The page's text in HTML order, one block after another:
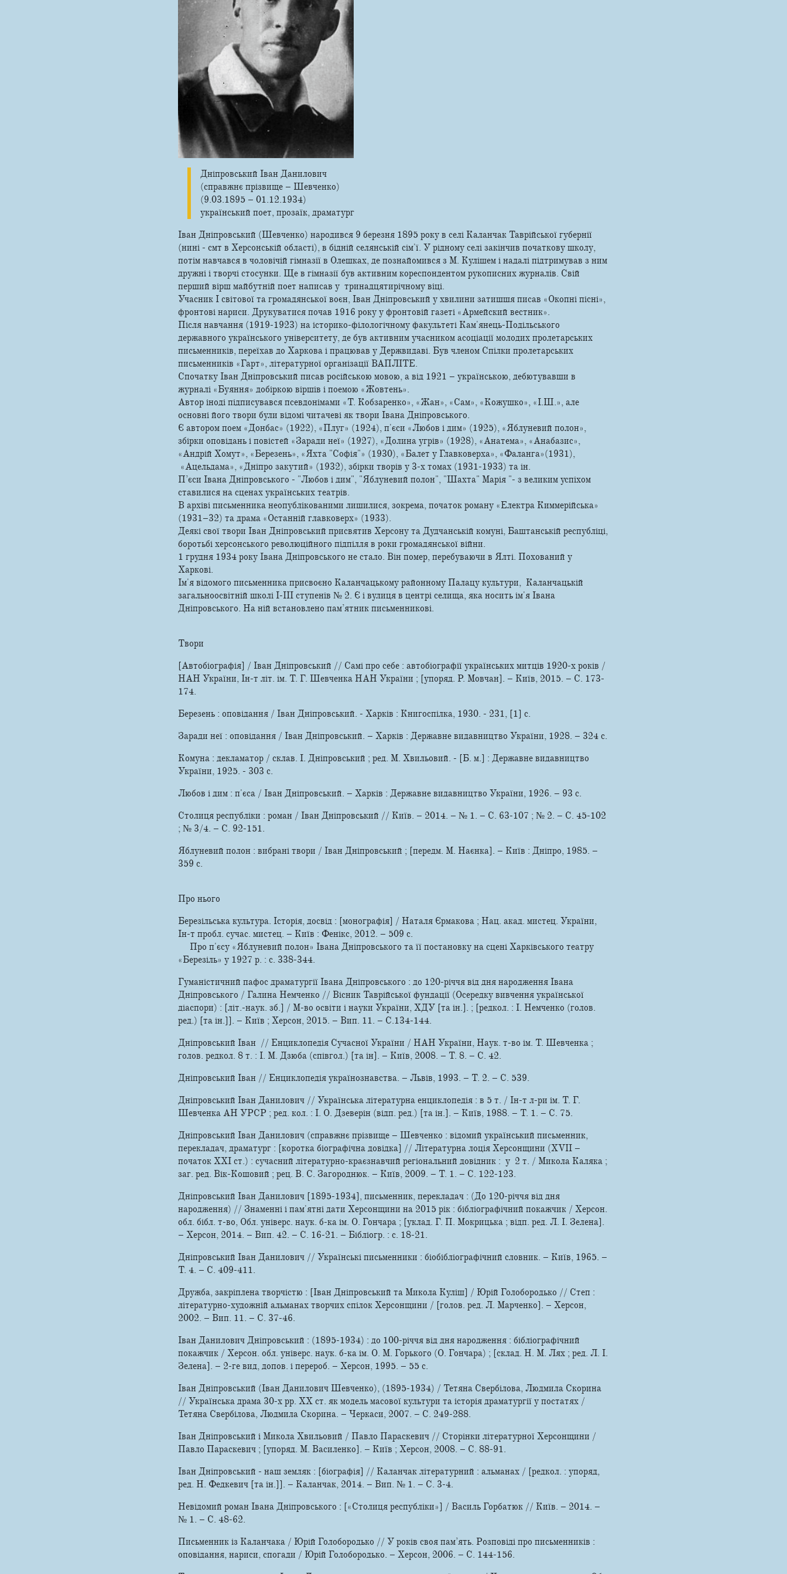
Дніпровський Іван Данилович
(справжнє прізвище – Шевченко)
(9.03.1895 – 01.12.1934)
український поет, прозаїк, драматург
Іван Дніпровський (Шевченко) народився 9 березня 1895 року в селі Каланчак Таврійської губернії
(нині - смт в Херсонській області), в бідній селянській сім'ї. У рідному селі закінчив початкову школу,
потім навчався в чоловічій гімназії в Олешках, де познайомився з М. Кулішем і надалі підтримував з ним
дружні і творчі стосунки. Ще в гімназії був активним кореспондентом рукописних журналів. Свій
перший вірш майбутній поет написав у тринадцятирічному віці.
Учасник І світової та громадянської воєн, Іван Дніпровський у хвилини затишшя писав «Окопні пісні»,
фронтові нариси. Друкуватися почав 1916 року у фронтовій газеті «Армейский вестник».
Після навчання (1919-1923) на історико-філологічному факультеті Кам'янець-Подільського
державного українського університету, де був активним учасником асоціації молодих пролетарських
письменників, переїхав до Харкова і працював у Держвидаві. Був членом Спілки пролетарських
письменників «Гарт», літературної організації ВАПЛІТЕ.
Спочатку Іван Дніпровський писав російською мовою, а від 1921 – українською, дебютувавши в
журналі «Буяння» добіркою віршів і поемою «Жовтень».
Автор іноді підписувався псевдонімами «Т. Кобзаренко», «Жан», «Сам», «Кожушко», «І.Ш.», але
основні його твори були відомі читачеві як твори Івана Дніпровського.
Є автором поем «Донбас» (1922), «Плуг» (1924), п'єси «Любов і дим» (1925), «Яблуневий полон»,
збірки оповідань і повістей «Заради неї» (1927), «Долина угрів» (1928), «Анатема», «Анабазис»,
«Андрій Хомут», «Березень», «Яхта "Софія"» (1930), «Балет у Главковерха», «Фаланга»(1931),
«Ацельдама», «Дніпро закутий» (1932), збірки творів у 3-х томах (1931-1933) та ін.
П’єси Івана Дніпровського - "Любов і дим", "Яблуневий полон", "Шахта" Марія "- з великим успіхом
ставилися на сценах українських театрів.
В архіві письменника неопублікованими лишилися, зокрема, початок роману «Електра Киммерійська»
(1931–32) та драма «Останній главковерх» (1933).
Деякі свої твори Іван Дніпровський присвятив Херсону та Дудчанській комуні, Баштанській республіці,
боротьбі херсонського революційного підпілля в роки громадянської війни.
1 грудня 1934 року Івана Дніпровського не стало. Він помер, перебуваючи в Ялті. Похований у
Харкові.
Ім'я відомого письменника присвоєно Каланчацькому районному Палацу культури, Каланчацькій
загальноосвітній школі I-III ступенів № 2. Є і вулиця в центрі селища, яка носить ім'я Івана
Дніпровського. На ній встановлено пам’ятник письменникові.
Твори
[Автобіографія] / Іван Дніпровський // Самі про себе : автобіографії українських митців 1920-х років /
НАН України, Ін-т літ. ім. Т. Г. Шевченка НАН України ; [упоряд. Р. Мовчан]. – Київ, 2015. – С. 173-
174.
Березень : оповідання / Іван Дніпровський. - Харків : Книгоспілка, 1930. - 231, [1] с.
Заради неї : оповідання / Іван Дніпровський. – Харків : Державне видавництво України, 1928. – 324 с.
Комуна : декламатор / склав. І. Дніпровський ; ред. М. Хвильовий. - [Б. м.] : Державне видавництво
України, 1925. - 303 с.
Любов і дим : п'єса / Іван Дніпровський. – Харків : Державне видавництво України, 1926. – 93 с.
Столиця республіки : роман / Іван Дніпровський // Київ. – 2014. – № 1. – С. 63-107 ; № 2. – С. 45-102
; № 3/4. – С. 92-151.
Яблуневий полон : вибрані твори / Іван Дніпровський ; [передм. М. Наєнка]. – Київ : Дніпро, 1985. –
359 с.
Про нього
Березільська культура. Історія, досвід : [монографія] / Наталя Єрмакова ; Нац. акад. мистец. України,
Ін-т пробл. сучас. мистец. – Київ : Фенікс, 2012. – 509 с.
Про п'єсу «Яблуневий полон» Івана Дніпровського та її постановку на сцені Харківського театру
«Березіль» у 1927 р. : с. 338-344.
Гуманістичний пафос драматургії Івана Дніпровського : до 120-річчя від дня народження Івана
Дніпровського / Галина Немченко // Вісник Таврійської фундації (Осередку вивчення української
діаспори) : [літ.-наук. зб.] / М-во освіти і науки України, ХДУ [та ін.]. ; [редкол. : І. Немченко (голов.
ред.) [та ін.]]. – Київ ; Херсон, 2015. – Вип. 11. – С.134-144.
Дніпровський Іван // Енциклопедія Сучасної України / НАН України, Наук. т-во ім. Т. Шевченка ;
голов. редкол. 8 т. : І. М. Дзюба (співгол.) [та ін]. – Київ, 2008. – Т. 8. – С. 42.
Дніпровський Іван // Енциклопедія українознавства. – Львів, 1993. – Т. 2. – С. 539.
Дніпровський Іван Данилович // Українська літературна енциклопедія : в 5 т. / Ін-т л-ри ім. Т. Г.
Шевченка АН УРСР ; ред. кол. : І. О. Дзеверін (відп. ред.) [та ін.]. – Київ, 1988. – Т. 1. – С. 75.
Дніпровський Іван Данилович (справжнє прізвище – Шевченко : відомий український письменник,
перекладач, драматург : [коротка біографічна довідка] // Літературна лоція Херсонщини (XVII –
початок XXI ст.) : сучасний літературно-краєзнавчий регіональний довідник : у 2 т. / Микола Каляка ;
заг. ред. Вік-Кошовий ; рец. В. С. Загороднюк. – Київ, 2009. – Т. 1. – С. 122-123.
Дніпровський Іван Данилович [1895-1934], письменник, перекладач : (До 120-річчя від дня
народження) // Знаменні і пам'ятні дати Херсонщини на 2015 рік : бібліографічний покажчик / Херсон.
обл. бібл. т-во, Обл. універс. наук. б-ка ім. О. Гончара ; [уклад. Г. П. Мокрицька ; відп. ред. Л. І. Зелена].
– Херсон, 2014. – Вип. 42. – С. 16-21. – Бібліогр. : с. 18-21.
Дніпровський Іван Данилович // Українські письменники : біобібліографічний словник. – Київ, 1965. –
Т. 4. – С. 409-411.
Дружба, закріплена творчістю : [Іван Дніпровський та Микола Куліш] / Юрій Голобородько // Степ :
літературно-художній альманах творчих спілок Херсонщини / [голов. ред. Л. Марченко]. – Херсон,
2002. – Вип. 11. – С. 37-46.
Іван Данилович Дніпровський : (1895-­1934) : до 100-річчя від дня народження : бібліографічний
покажчик / Херсон. обл. універс. наук. б-ка ім. О. М. Горького (О. Гончара) ; [склад. Н. М. Лях ; ред. Л. І.
Зелена]. – 2-ге вид, допов. і перероб. – Херсон, 1995. – 55 с.
Іван Дніпровський (Іван Данилович Шевченко), (1895-1934) / Тетяна Свербілова, Людмила Скорина
// Українська драма 30-х рр. ХХ ст. як модель масової культури та історія драматургії у постатях /
Тетяна Свербілова, Людмила Скорина. – Черкаси, 2007. – С. 249-288.
Іван Дніпровський і Микола Хвильовий / Павло Параскевич // Сторінки літературної Херсонщини /
Павло Параскевич ; [упоряд. М. Василенко]. – Київ ; Херсон, 2008. – С. 88-91.
Іван Дніпровський - наш земляк : [біографія] // Каланчак літературний : альманах / [редкол. : упоряд,
ред. Н. Федкевич [та ін.]]. – Каланчак, 2014. – Вип. № 1. – С. 3-4.
Невідомий роман Івана Дніпровського : [«Столиця республіки»] / Василь Горбатюк // Київ. – 2014. –
№ 1. – С. 48-62.
Письменник із Каланчака / Юрій Голобородько // У років своя пам’ять. Розповіді про письменників :
оповідання, нариси, спогади / Юрій Голобородько. – Херсон, 2006. – С. 144-156.